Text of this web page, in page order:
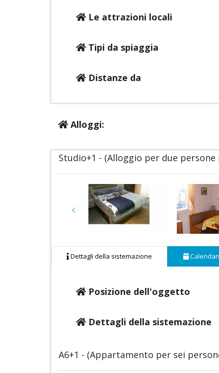
Le attrazioni locali
Tipi da spiaggia
Distanze da
Alloggi:
Studio+1 - (Alloggio per due
Previous
Dettagli della sistemazione
Posizione dell'oggetto
Dettagli della sistemazione
A6+1 - (Appartamento per sei